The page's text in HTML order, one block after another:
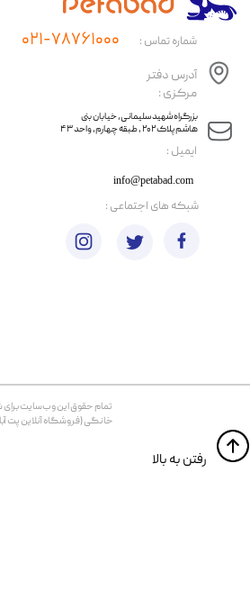
​ایمیل :
آدرس دفتر
مرکزی :
info@petabad.com
​​بزرگراه شهید سلیمانی، خیابان بنی
هاشم پلاک ۲۰۲ ، طبقه چهارم، واحد ۴۳
شماره تماس : ۰۲۱-۷۸۷۶۱۰۰۰
تمام حقوق اين وب‌سايت برای
خانگی (فروشگاه آنلاین پت آباد)
​​رفتن به بالا
​شبکه های اجتماعی :